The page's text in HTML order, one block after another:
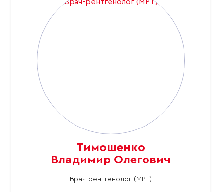
Тимошенко
Владимир Олегович
Врач-рентгенолог (МРТ)